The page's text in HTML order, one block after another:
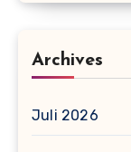
Archives
Juli 2026